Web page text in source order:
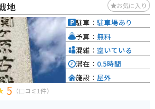
地 お気に入り
5 （口コミ1件）
駐車： 駐車場あり
予算： 無料
混雑： 空いている
滞在： 0.5時間
施設： 屋外